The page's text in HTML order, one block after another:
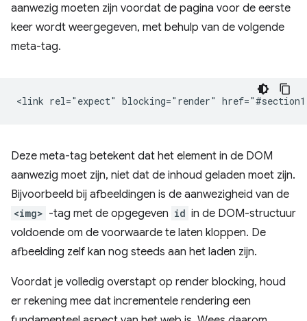
aanwezig moeten zijn voordat de pagina voor de eerste
keer wordt weergegeven, met behulp van de volgende
meta-tag.
Deze meta-tag betekent dat het element in de DOM
aanwezig moet zijn, niet dat de inhoud geladen moet zijn.
Bijvoorbeeld bij afbeeldingen is de aanwezigheid van de
<img> -tag met de opgegeven id in de DOM-structuur
voldoende om de voorwaarde te laten kloppen. De
afbeelding zelf kan nog steeds aan het laden zijn.
Voordat je volledig overstapt op render blocking, houd
er rekening mee dat incrementele rendering een